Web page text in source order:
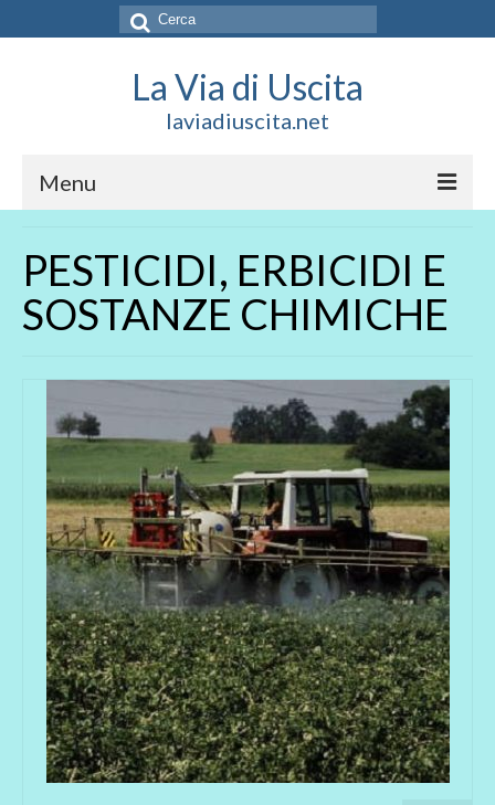
Cerca:
La Via di Uscita
laviadiuscita.net
Menu
CHI SIAMO
SOCIAL
SOSTIENICI
CONTATTI
PESTICIDI, ERBICIDI E
SOSTANZE CHIMICHE